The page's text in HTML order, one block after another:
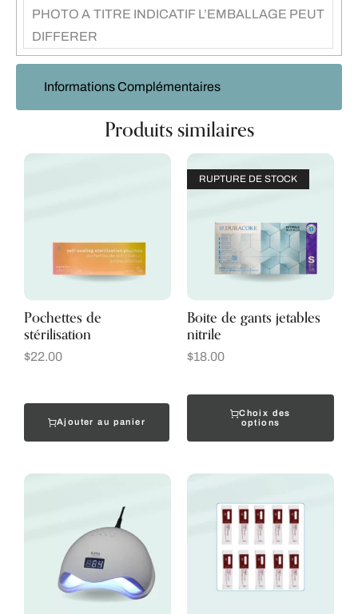
Informations Complémentaires
PHOTO A TITRE INDICATIF L’EMBALLAGE PEUT
DIFFERER
Produits similaires
Pochettes de
stérilisation
$22.00
Ajouter au panier
RUPTURE DE STOCK
Boite de gants jetables
nitrile
$18.00
Choix des
options